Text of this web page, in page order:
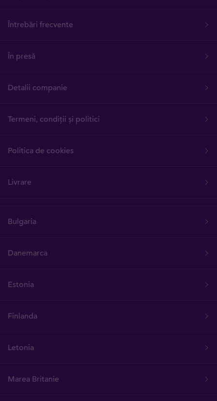
Întrebări frecvente
În presă
Detalii companie
Termeni, condiții și politici
Politica de cookies
Livrare
Bulgaria
Danemarca
Estonia
Finlanda
Letonia
Marea Britanie